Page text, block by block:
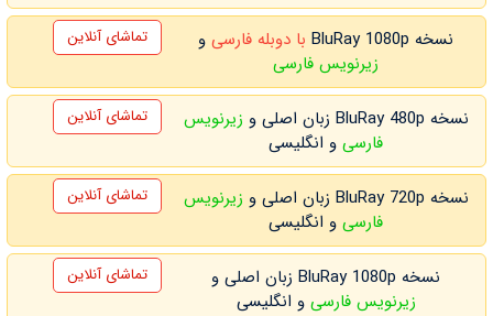
نسخه BluRay 1080p با دوبله فارسیو
زیرنویس فارسی
تماشای آنلاین
نسخه BluRay 480p زبان اصلی و
زیرنویس
فارسیو انگلیسی
تماشای آنلاین
نسخه BluRay 720p زبان اصلی و
زیرنویس
فارسیو انگلیسی
تماشای آنلاین
نسخه BluRay 1080p زبان اصلی و
زیرنویس فارسی و انگلیسی
تماشای آنلاین